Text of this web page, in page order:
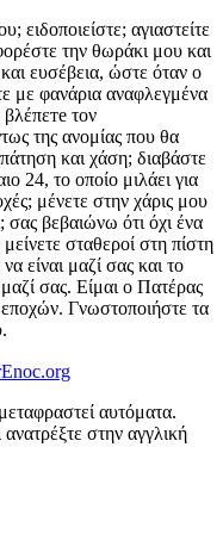
ειδοποιείστε; αγιαστείτε
την θωράκι μου και
ευσέβεια, ώστε όταν ο
με φανάρια αναφλεγμένα
τον
της ανομίας που θα
και χάση; διαβάστε
24, το οποίο μιλάει για
μένετε στην χάρις μου
σας βεβαιώνω ότι όχι ένα
σταθεροί στη πίστη
είναι μαζί σας και το
σας. Είμαι ο Πατέρας
Γνωστοποιήστε τα
αυτόματα.
στην αγγλική